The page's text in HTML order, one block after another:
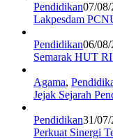
Pendidikan07/
Lakpesdam
Pendidikan06/
Semarak HUT
Agama,
Jejak Sejarah
Pendidikan31/
Perkuat Sinergi